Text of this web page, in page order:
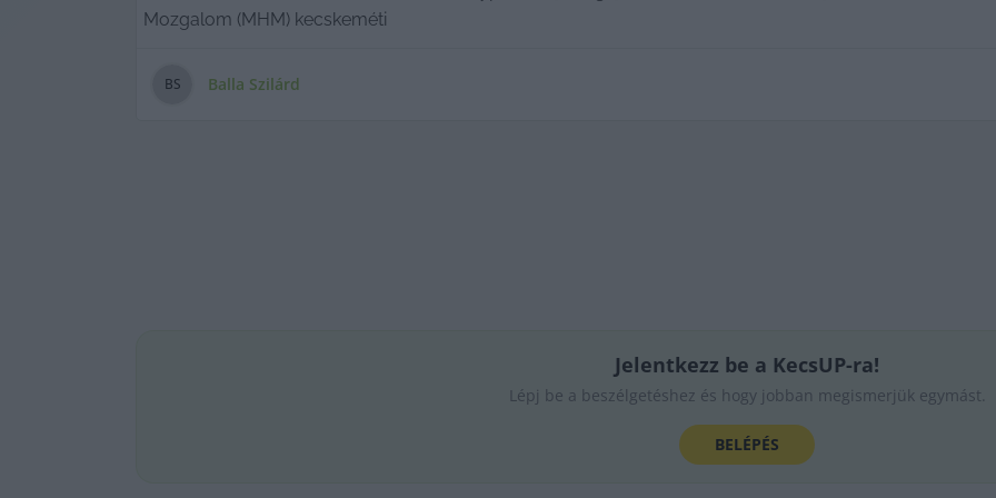
Mozgalom (MHM) kecskeméti
BS Balla Szilárd
Jelentkezz be a KecsUP-ra!
Lépj be a beszélgetéshez és hogy jobban megismerjük egymást.
BELÉPÉS